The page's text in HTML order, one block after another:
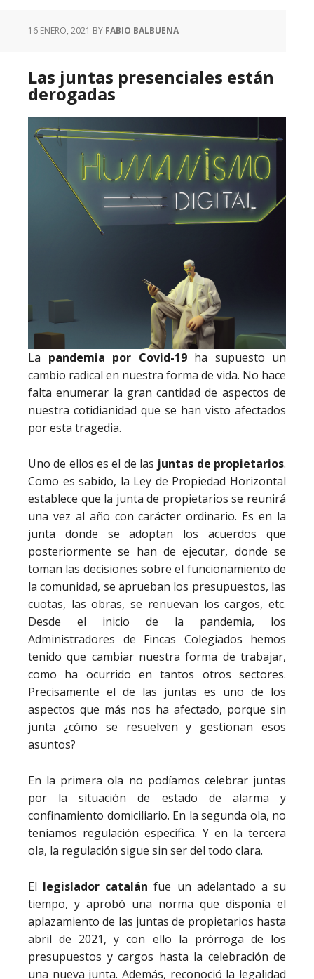
16 ENERO, 2021 BY FABIO BALBUENA
Las juntas presenciales están
derogadas
La pandemia por Covid-19ha supuesto un
cambio radical en nuestra forma de vida. No hace
falta enumerar la gran cantidad de aspectos de
nuestra cotidianidad que se han visto afectados
por esta tragedia.
Uno de ellos es el de las juntas de propietarios.
Como es sabido, la Ley de Propiedad Horizontal
establece que la junta de propietarios se reunirá
una vez al año con carácter ordinario. Es en la
junta donde se adoptan los acuerdos que
posteriormente se han de ejecutar, donde se
toman las decisiones sobre el funcionamiento de
la comunidad, se aprueban los presupuestos, las
cuotas, las obras, se renuevan los cargos, etc.
Desde el inicio de la pandemia, los
Administradores de Fincas Colegiados hemos
tenido que cambiar nuestra forma de trabajar,
como ha ocurrido en tantos otros sectores.
Precisamente el de las juntas es uno de los
aspectos que más nos ha afectado, porque sin
junta ¿cómo se resuelven y gestionan esos
asuntos?
En la primera ola no podíamos celebrar juntas
por la situación de estado de alarma y
confinamiento domiciliario. En la segunda ola, no
teníamos regulación específica. Y en la tercera
ola, la regulación sigue sin ser del todo clara.
El legislador catalán fue un adelantado a su
tiempo, y aprobó una norma que disponía el
aplazamiento de las juntas de propietarios hasta
abril de 2021, y con ello la prórroga de los
presupuestos y cargos hasta la celebración de
una nueva junta. Además, reconoció la legalidad